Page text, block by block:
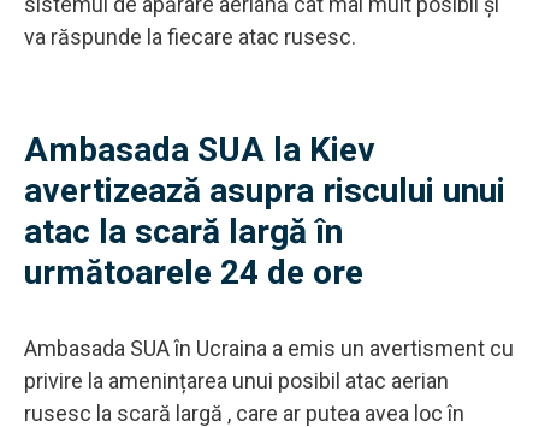
va răspunde la fiecare atac rusesc.
Ambasada SUA la Kiev
avertizează asupra riscului unui
atac la scară largă în
următoarele 24 de ore
Ambasada SUA în Ucraina a emis un avertisment cu
privire la amenințarea unui posibil atac aerian
rusesc la scară largă , care ar putea avea loc în